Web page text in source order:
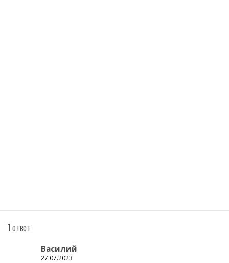
1 ответ
Василий
27.07.2023